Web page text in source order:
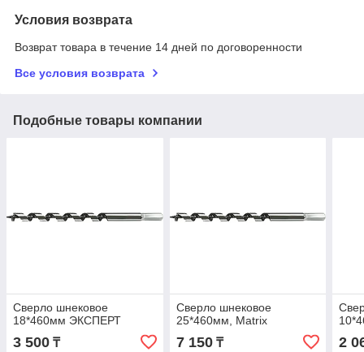
Условия возврата
Возврат товара в течение 14 дней по договоренности
Все условия возврата
Подобные товары компании
Сверло шнековое
18*460мм ЭКСПЕРТ
3 500 ₸
Сверло шнековое
25*460мм, Matrix
7 150₸ 2